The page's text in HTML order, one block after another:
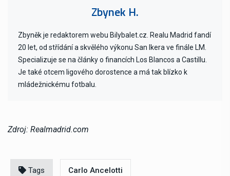
Zbynek H.
Zbyněk je redaktorem webu Bilybalet.cz. Realu Madrid fandí
20 let, od střídání a skvělého výkonu San Ikera ve finále LM.
Specializuje se na články o financích Los Blancos a Castillu.
Je také otcem ligového dorostence a má tak blízko k
mládežnickému fotbalu.
Zdroj: Realmadrid.com
Tags Carlo Ancelotti